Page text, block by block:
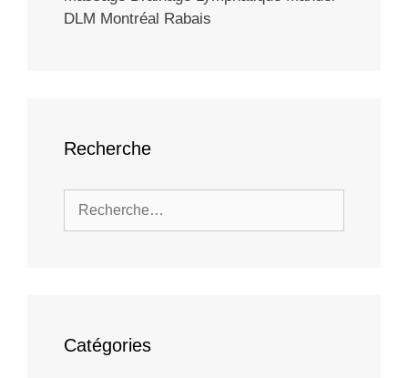
DLM Montréal Rabais
Recherche
Catégories